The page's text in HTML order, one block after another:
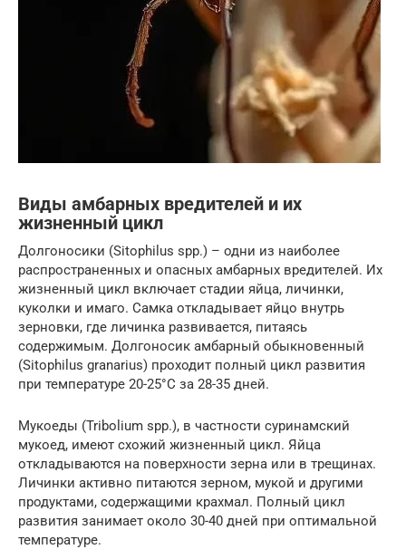
Виды амбарных вредителей и их
жизненный цикл
Долгоносики (Sitophilus spp.) – одни из наиболее
распространенных и опасных амбарных вредителей. Их
жизненный цикл включает стадии яйца, личинки,
куколки и имаго. Самка откладывает яйцо внутрь
зерновки, где личинка развивается, питаясь
содержимым. Долгоносик амбарный обыкновенный
(Sitophilus granarius) проходит полный цикл развития
при температуре 20-25°C за 28-35 дней.
Мукоеды (Tribolium spp.), в частности суринамский
мукоед, имеют схожий жизненный цикл. Яйца
откладываются на поверхности зерна или в трещинах.
Личинки активно питаются зерном, мукой и другими
продуктами, содержащими крахмал. Полный цикл
развития занимает около 30-40 дней при оптимальной
температуре.